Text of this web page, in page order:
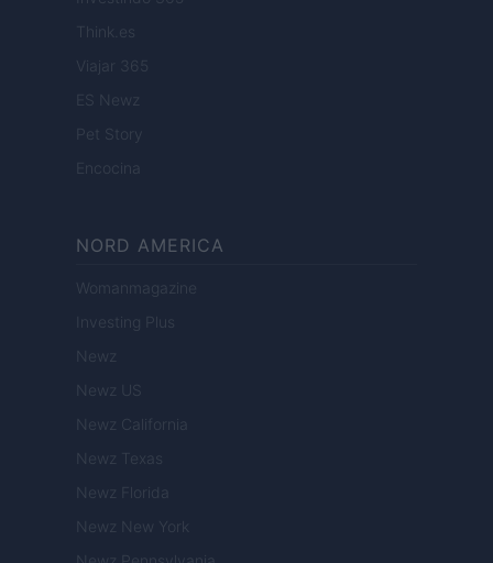
Think.es
Viajar 365
ES Newz
Pet Story
Encocina
NORD AMERICA
Womanmagazine
Investing Plus
Newz
Newz US
Newz California
Newz Texas
Newz Florida
Newz New York